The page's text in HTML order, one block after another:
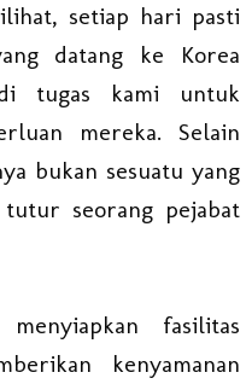
setiap hari pasti
datang ke Korea
tugas kami untuk
mereka. Selain
bukan sesuatu yang
seorang pejabat
fasilitas
kenyamanan